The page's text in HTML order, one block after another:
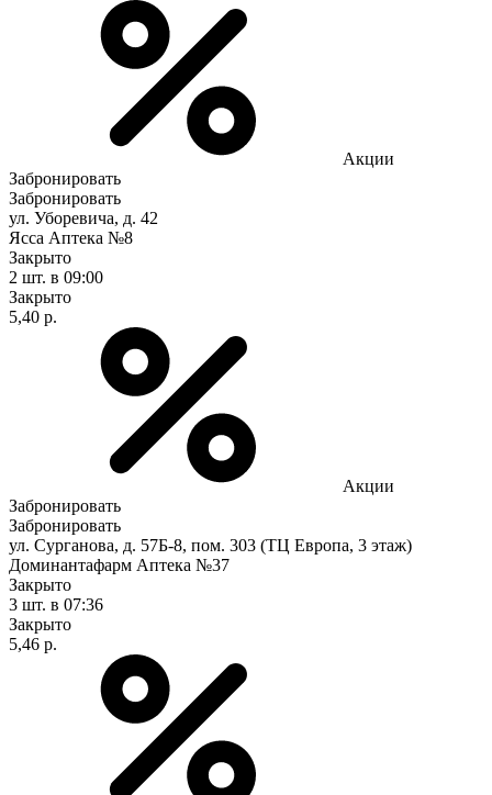
Акции
Забронировать
Забронировать
ул. Уборевича, д. 42
Ясса Аптека №8
Закрыто
2 шт. в 09:00
Закрыто
5,40 р.
Акции
Забронировать
Забронировать
ул. Сурганова, д. 57Б-8, пом. 303 (ТЦ Европа, 3 этаж)
Доминантафарм Аптека №37
Закрыто
3 шт. в 07:36
Закрыто
5,46 р.